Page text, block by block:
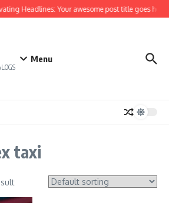
Headlines: Your awesome post title goes here
Menu
taxi